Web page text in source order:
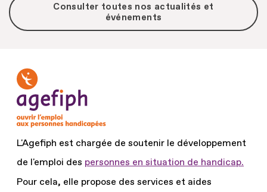
Consulter toutes nos actualités et
événements
L'Agefiph est chargée de soutenir le développement
de l'emploi des personnes en situation de handicap.
Pour cela, elle propose des services et aides